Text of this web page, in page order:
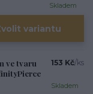
Skladem
variantu
ve tvaru
153 Kč/ks
Skladem